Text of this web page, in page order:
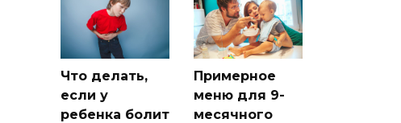
Что делать,
если у
ребенка болит
Примерное
меню для 9-
месячного